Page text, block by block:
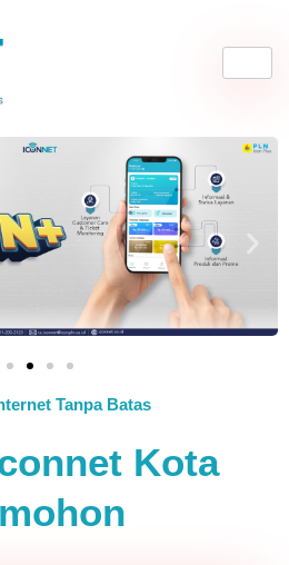
Tanpa Batas
Kota